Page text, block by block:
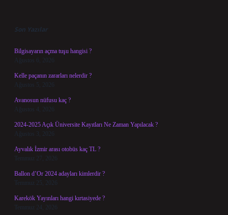
Son Yazılar
Bilgisayarın açma tuşu hangisi ?
Ağustos 6, 2026
Kelle paçanın zararları nelerdir ?
Ağustos 5, 2026
Avanosun nüfusu kaç ?
Ağustos 4, 2026
2024-2025 Açık Üniversite Kayıtları Ne Zaman Yapılacak ?
Ağustos 3, 2026
Ayvalık İzmir arası otobüs kaç TL ?
Temmuz 27, 2026
Ballon d’Or 2024 adayları kimlerdir ?
Temmuz 25, 2026
Karekök Yayınları hangi kırtasiyede ?
Temmuz 24, 2026